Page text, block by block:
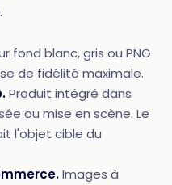
fond blanc, gris ou PNG
de fidélité maximale.
Produit intégré dans
ou mise en scène. Le
l'objet cible du
Images à